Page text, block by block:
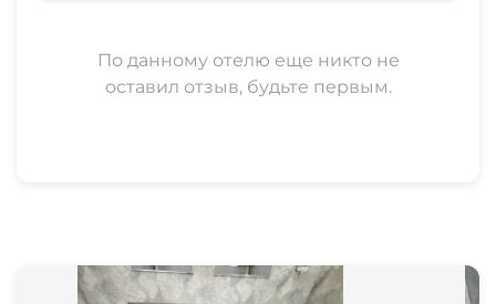
По данному отелю еще никто не
оставил отзыв, будьте первым.